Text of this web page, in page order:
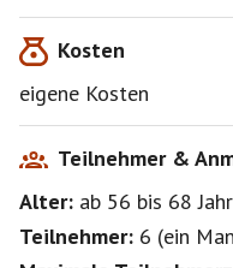
Kosten
eigene Kosten
Teilnehmer &
Alter: ab 56 bis 68
Teilnehmer: 6 (ein